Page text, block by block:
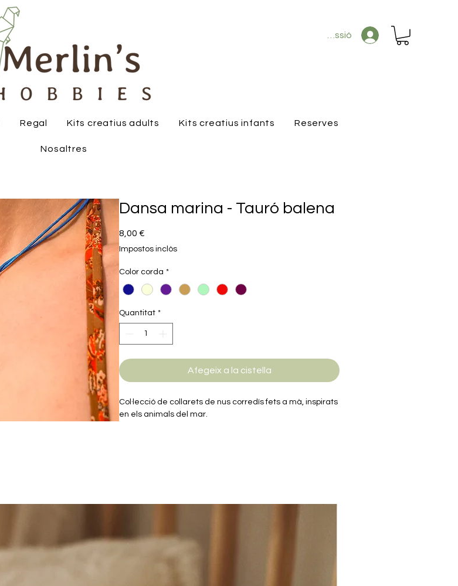
Inicia la sessió
Regal Kits creatius adults Kits creatius infants Reserves
Nosaltres
Dansa marina - Tauró balena
8,00 €
Impostos inclòs
Color corda *
Quantitat *
Afegeix a la cistella
Col·lecció de collarets de nus corredís fets a mà, inspirats
en els animals del mar.